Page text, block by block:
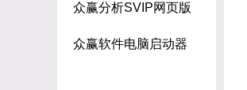
众赢分析SVIP网页版
众赢软件电脑启动器